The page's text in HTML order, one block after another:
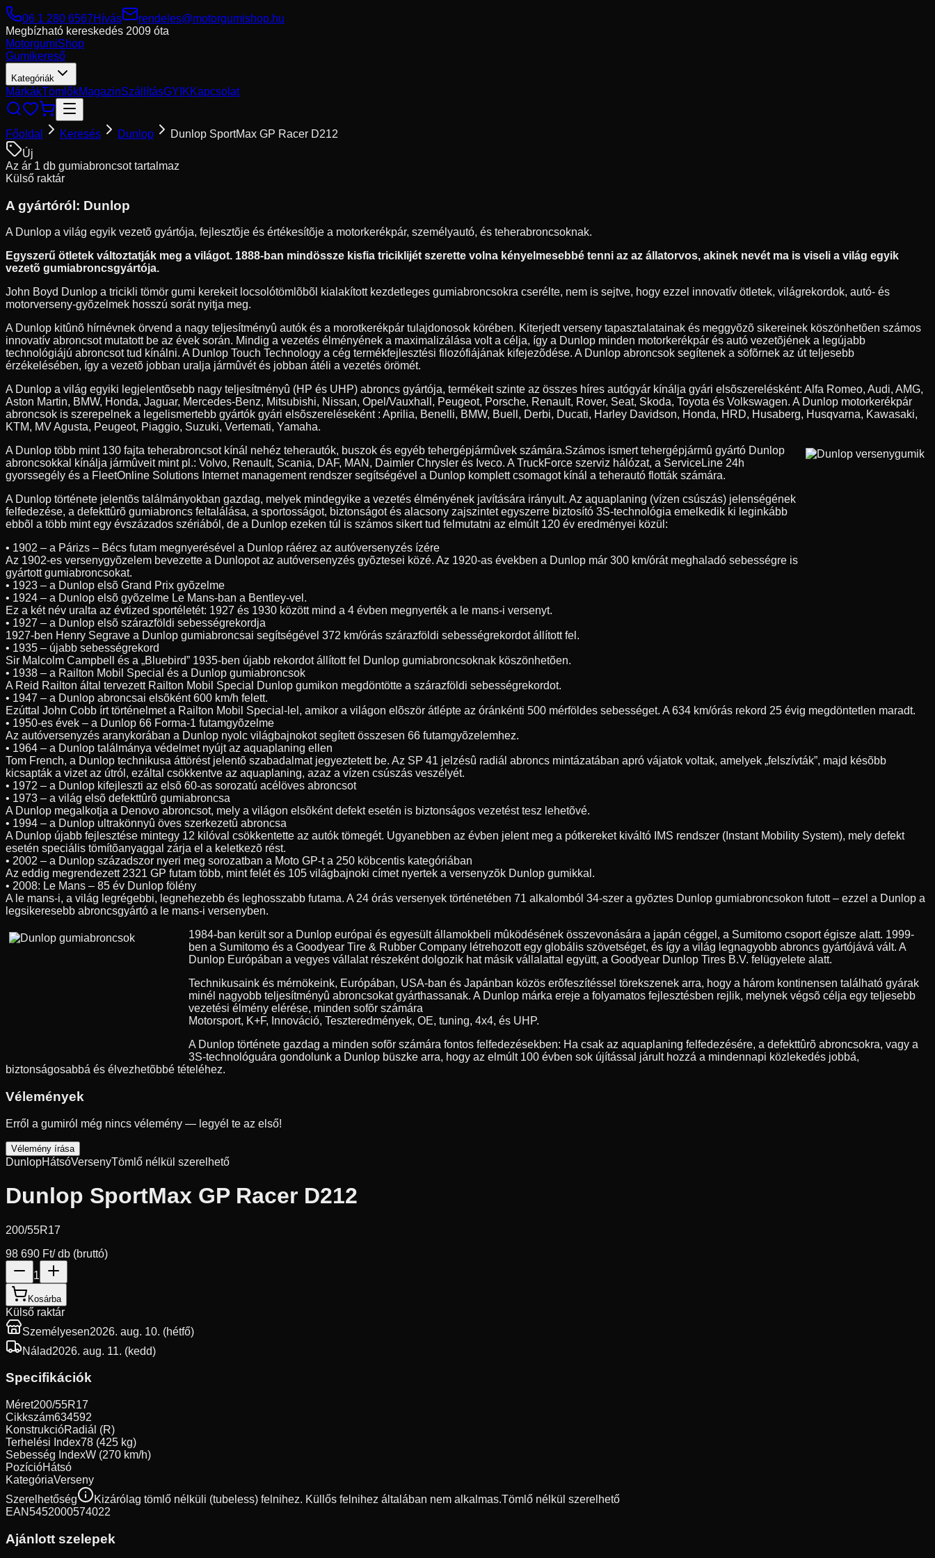
06 1 280 6567Hívás
rendeles@motorgumishop.hu
Megbízható kereskedés 2009 óta
MotorgumiShop
Gumikereső
Kategóriák
MárkákTömlőkMagazinSzállításGYIKKapcsolat
Főoldal Keresés Dunlop
Dunlop SportMax GP Racer D212
Új
Az ár 1 db gumiabroncsot tartalmaz
Külső raktár
A gyártóról: Dunlop
A Dunlop a világ egyik vezetõ gyártója, fejlesztõje és értékesítõje a motorkerékpár, személyautó, és teherabroncsoknak.
Egyszerű ötletek változtatják meg a világot. 1888-ban mindössze kisfia triciklijét szerette volna kényelmesebbé tenni az az állatorvos, akinek nevét ma is viseli a világ egyik
vezetõ gumiabroncsgyártója.
John Boyd Dunlop a tricikli tömör gumi kerekeit locsolótömlõbõl kialakított kezdetleges gumiabroncsokra cserélte, nem is sejtve, hogy ezzel innovatív ötletek, világrekordok, autó- és
motorverseny-gyõzelmek hosszú sorát nyitja meg.
A Dunlop kitûnõ hírnévnek örvend a nagy teljesítményû autók és a morotkerékpár tulajdonosok körében. Kiterjedt verseny tapasztalatainak és meggyõzõ sikereinek köszönhetõen számos
innovatív abroncsot mutatott be az évek során. Mindig a vezetés élményének a maximalizálása volt a célja, így a Dunlop minden motorkerékpár és autó vezetõjének a legújabb
technológiájú abroncsot tud kínálni. A Dunlop Touch Technology a cég termékfejlesztési filozófiájának kifejezõdése. A Dunlop abroncsok segítenek a söfõrnek az út teljesebb
érzékelésében, így a vezetõ jobban uralja jármûvét és jobban átéli a vezetés örömét.
A Dunlop a világ egyiki legjelentõsebb nagy teljesítményû (HP és UHP) abroncs gyártója, termékeit szinte az összes híres autógyár kínálja gyári elsõszerelésként: Alfa Romeo, Audi, AMG,
Aston Martin, BMW, Honda, Jaguar, Mercedes-Benz, Mitsubishi, Nissan, Opel/Vauxhall, Peugeot, Porsche, Renault, Rover, Seat, Skoda, Toyota és Volkswagen. A Dunlop motorkerékpár
abroncsok is szerepelnek a legelismertebb gyártók gyári elsõszereléseként : Aprilia, Benelli, BMW, Buell, Derbi, Ducati, Harley Davidson, Honda, HRD, Husaberg, Husqvarna, Kawasaki,
KTM, MV Agusta, Peugeot, Piaggio, Suzuki, Vertemati, Yamaha.
A Dunlop több mint 130 fajta teherabroncsot kínál nehéz teherautók, buszok és egyéb tehergépjármûvek számára.Számos ismert tehergépjármû gyártó Dunlop
abroncsokkal kínálja jármûveit mint pl.: Volvo, Renault, Scania, DAF, MAN, Daimler Chrysler és Iveco. A TruckForce szerviz hálózat, a ServiceLine 24h
gyorssegély és a FleetOnline Solutions Internet management rendszer segítségével a Dunlop komplett csomagot kínál a teherautó flották számára.
A Dunlop története jelentõs találmányokban gazdag, melyek mindegyike a vezetés élményének javítására irányult. Az aquaplaning (vízen csúszás) jelenségének
felfedezése, a defekttûrõ gumiabroncs feltalálása, a sportosságot, biztonságot és alacsony zajszintet egyszerre biztosító 3S-technológia emelkedik ki leginkább
ebbõl a több mint egy évszázados szériából, de a Dunlop ezeken túl is számos sikert tud felmutatni az elmúlt 120 év eredményei közül:
• 1902 – a Párizs – Bécs futam megnyerésével a Dunlop ráérez az autóversenyzés ízére
Az 1902-es versenygyõzelem bevezette a Dunlopot az autóversenyzés gyõztesei közé. Az 1920-as években a Dunlop már 300 km/órát meghaladó sebességre is
gyártott gumiabroncsokat.
• 1923 – a Dunlop elsõ Grand Prix gyõzelme
• 1924 – a Dunlop elsõ gyõzelme Le Mans-ban a Bentley-vel.
Ez a két név uralta az évtized sportéletét: 1927 és 1930 között mind a 4 évben megnyerték a le mans-i versenyt.
• 1927 – a Dunlop elsõ szárazföldi sebességrekordja
1927-ben Henry Segrave a Dunlop gumiabroncsai segítségével 372 km/órás szárazföldi sebességrekordot állított fel.
• 1935 – újabb sebességrekord
Sir Malcolm Campbell és a „Bluebird” 1935-ben újabb rekordot állított fel Dunlop gumiabroncsoknak köszönhetõen.
• 1938 – a Railton Mobil Special és a Dunlop gumiabroncsok
A Reid Railton által tervezett Railton Mobil Special Dunlop gumikon megdöntötte a szárazföldi sebességrekordot.
• 1947 – a Dunlop abroncsai elsõként 600 km/h felett.
Ezúttal John Cobb írt történelmet a Railton Mobil Special-lel, amikor a világon elõször átlépte az óránkénti 500 mérföldes sebességet. A 634 km/órás rekord 25 évig megdöntetlen maradt.
• 1950-es évek – a Dunlop 66 Forma-1 futamgyõzelme
Az autóversenyzés aranykorában a Dunlop nyolc világbajnokot segített összesen 66 futamgyõzelemhez.
• 1964 – a Dunlop találmánya védelmet nyújt az aquaplaning ellen
Tom French, a Dunlop technikusa áttörést jelentõ szabadalmat jegyeztetett be. Az SP 41 jelzésû radiál abroncs mintázatában apró vájatok voltak, amelyek „felszívták”, majd késõbb
kicsapták a vizet az útról, ezáltal csökkentve az aquaplaning, azaz a vízen csúszás veszélyét.
• 1972 – a Dunlop kifejleszti az elsõ 60-as sorozatú acélöves abroncsot
• 1973 – a világ elsõ defekttûrõ gumiabroncsa
A Dunlop megalkotja a Denovo abroncsot, mely a világon elsõként defekt esetén is biztonságos vezetést tesz lehetõvé.
• 1994 – a Dunlop ultrakönnyû öves szerkezetû abroncsa
A Dunlop újabb fejlesztése mintegy 12 kilóval csökkentette az autók tömegét. Ugyanebben az évben jelent meg a pótkereket kiváltó IMS rendszer (Instant Mobility System), mely defekt
esetén speciális tömítõanyaggal zárja el a keletkezõ rést.
• 2002 – a Dunlop századszor nyeri meg sorozatban a Moto GP-t a 250 köbcentis kategóriában
Az eddig megrendezett 2321 GP futam több, mint felét és 105 világbajnoki címet nyertek a versenyzõk Dunlop gumikkal.
• 2008: Le Mans – 85 év Dunlop fölény
A le mans-i, a világ legrégebbi, legnehezebb és leghosszabb futama. A 24 órás versenyek történetében 71 alkalomból 34-szer a gyõztes Dunlop gumiabroncsokon futott – ezzel a Dunlop a
legsikeresebb abroncsgyártó a le mans-i versenyben.
1984-ban került sor a Dunlop európai és egyesült államokbeli mûködésének összevonására a japán céggel, a Sumitomo csoport égisze alatt. 1999-
ben a Sumitomo és a Goodyear Tire & Rubber Company létrehozott egy globális szövetséget, és így a világ legnagyobb abroncs gyártójává vált. A
Dunlop Európában a vegyes vállalat részeként dolgozik hat másik vállalattal együtt, a Goodyear Dunlop Tires B.V. felügyelete alatt.
Technikusaink és mérnökeink, Európában, USA-ban és Japánban közös erõfeszítéssel törekszenek arra, hogy a három kontinensen található gyárak
minél nagyobb teljesítményû abroncsokat gyárthassanak. A Dunlop márka ereje a folyamatos fejlesztésben rejlik, melynek végsõ célja egy teljesebb
vezetési élmény elérése, minden sofõr számára
Motorsport, K+F, Innováció, Teszteredmények, OE, tuning, 4x4, és UHP.
A Dunlop története gazdag a minden sofõr számára fontos felfedezésekben: Ha csak az aquaplaning felfedezésére, a defekttûrõ abroncsokra, vagy a
3S-technológuára gondolunk a Dunlop büszke arra, hogy az elmúlt 100 évben sok újítással járult hozzá a mindennapi közlekedés jobbá,
biztonságosabbá és élvezhetõbbé tételéhez.
Vélemények
Erről a gumiról még nincs vélemény — legyél te az első!
Vélemény írása
DunlopHátsóVersenyTömlő nélkül szerelhető
Dunlop SportMax GP Racer D212
200/55R17
98 690 Ft/ db (bruttó)
1
Kosárba
Külső raktár
Személyesen2026. aug. 10. (hétfő)
Nálad2026. aug. 11. (kedd)
Specifikációk
Méret200/55R17
Cikkszám634592
KonstrukcióRadiál (R)
Terhelési Index78 (425 kg)
Sebesség IndexW (270 km/h)
PozícióHátsó
KategóriaVerseny
Szerelhetőség
Kizárólag tömlő nélküli (tubeless) felnihez. Küllős felnihez általában nem alkalmas.Tömlő nélkül szerelhető
EAN5452000574022
Ajánlott szelepek